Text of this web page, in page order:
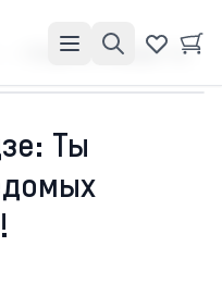
Открытка "Меладзе: Ты посланница неведомых миров" с 8 марта!
Ты